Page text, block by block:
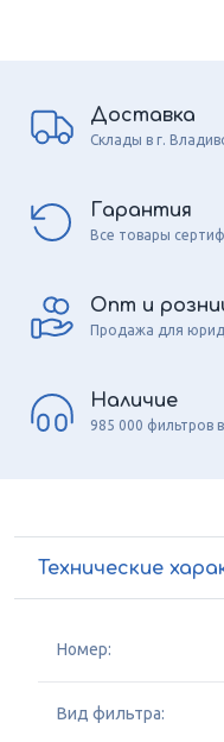
Доставка
Склады в г.
Гарантия
Все товары
Опт и
Продажа для
Наличие
985 000 фильтров
Технические
Номер:
Вид фильтра: